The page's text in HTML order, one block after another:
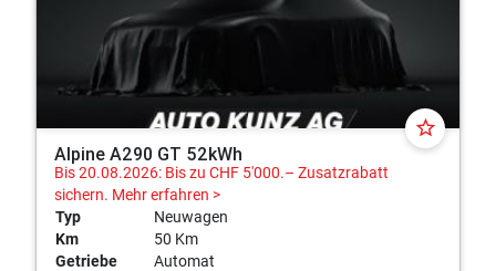
star_border
Alpine A290 GT 52kWh
Bis 20.08.2026: Bis zu CHF 5'000.– Zusatzrabatt
sichern. Mehr erfahren >
Typ
Neuwagen
Km
50 Km
Getriebe
Automat